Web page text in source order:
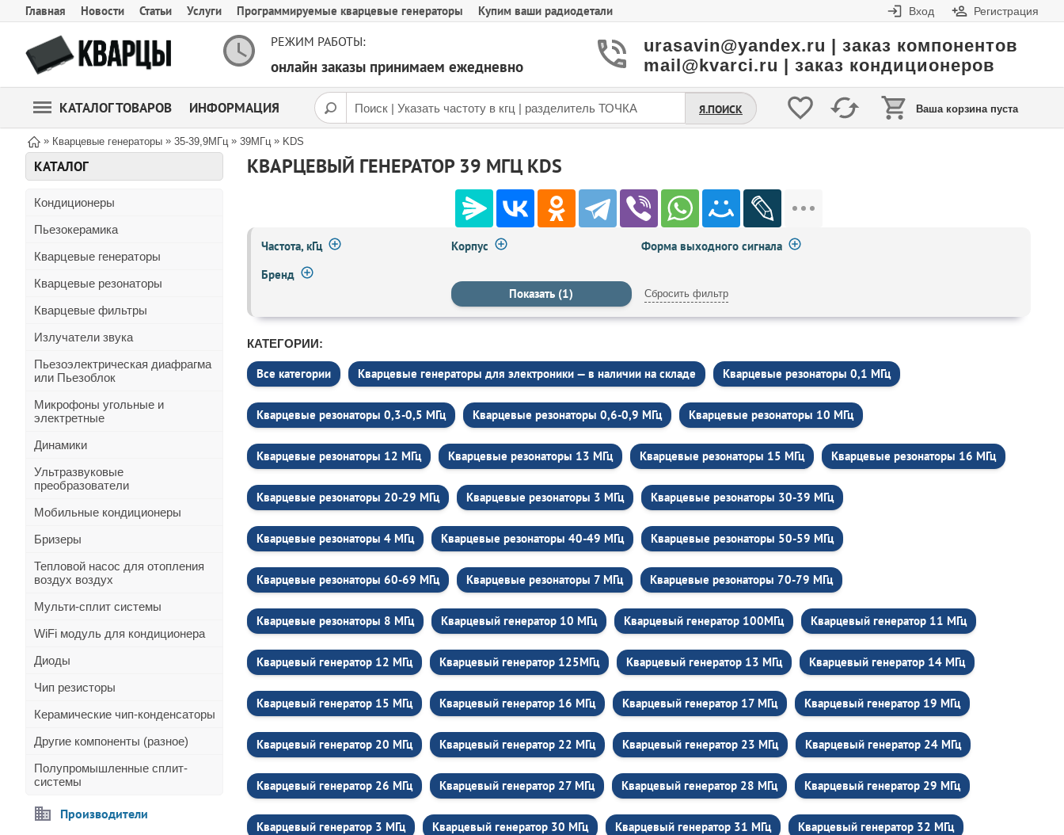
Главная Новости Статьи Услуги Программируемые кварцевые генераторы Купим ваши радиодетали Вход Регистрация
РЕЖИМ РАБОТЫ:
онлайн заказы принимаем ежедневно
urasavin@yandex.ru | заказ компонентов
mail@kvarci.ru | заказ кондиционеров
КАТАЛОГ ТОВАРОВ ИНФОРМАЦИЯ Ваша корзина пуста
Я.ПОИСК
» Кварцевые генераторы » 35-39,9МГц » 39МГц » KDS
КАТАЛОГ
Кондиционеры
Пьезокерамика
Кварцевые генераторы
Кварцевые резонаторы
Кварцевые фильтры
Излучатели звука
Пьезоэлектрическая диафрагма
или Пьезоблок
Микрофоны угольные и
электретные
Динамики
Ультразвуковые
преобразователи
Мобильные кондиционеры
Бризеры
Тепловой насос для отопления
воздух воздух
Мульти-сплит системы
WiFi модуль для кондиционера
Диоды
Чип резисторы
Керамические чип-конденсаторы
Другие компоненты (разное)
Полупромышленные сплит-
системы
Производители
КВАРЦЕВЫЙ ГЕНЕРАТОР 39 МГЦ KDS
Частота, кГц Корпус
Форма выходного сигнала
Бренд
Сбросить фильтр
КАТЕГОРИИ:
Все категории Кварцевые генераторы для электроники — в наличии на складе Кварцевые резонаторы 0,1 МГц
Кварцевые резонаторы 0,3-0,5 МГц Кварцевые резонаторы 0,6-0,9 МГц Кварцевые резонаторы 10 МГц
Кварцевые резонаторы 12 МГц Кварцевые резонаторы 13 МГц Кварцевые резонаторы 15 МГц Кварцевые резонаторы 16 МГц
Кварцевые резонаторы 20-29 МГц Кварцевые резонаторы 3 МГц Кварцевые резонаторы 30-39 МГц
Кварцевые резонаторы 4 МГц Кварцевые резонаторы 40-49 МГц Кварцевые резонаторы 50-59 МГц
Кварцевые резонаторы 60-69 МГц Кварцевые резонаторы 7 МГц Кварцевые резонаторы 70-79 МГц
Кварцевые резонаторы 8 МГц Кварцевый генератор 10 МГц Кварцевый генератор 100МГц Кварцевый генератор 11 МГц
Кварцевый генератор 12 МГц Кварцевый генератор 125МГц Кварцевый генератор 13 МГц Кварцевый генератор 14 МГц
Кварцевый генератор 15 МГц Кварцевый генератор 16 МГц Кварцевый генератор 17 МГц Кварцевый генератор 19 МГц
Кварцевый генератор 20 МГц Кварцевый генератор 22 МГц Кварцевый генератор 23 МГц Кварцевый генератор 24 МГц
Кварцевый генератор 26 МГц Кварцевый генератор 27 МГц Кварцевый генератор 28 МГц Кварцевый генератор 29 МГц
Кварцевый генератор 3 МГц Кварцевый генератор 30 МГц Кварцевый генератор 31 МГц Кварцевый генератор 32 МГц